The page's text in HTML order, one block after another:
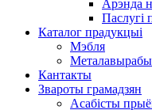
Арэнда
Паслугі
Каталог прадукцыі
Мэбля
Металавырабы
Кантакты
Звароты грамадзян
Асабісты